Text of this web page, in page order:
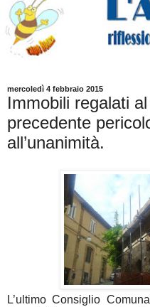
mercoledì 4 febbraio 2015
Immobili regalati
precedente
all’unanimità.
L’ultimo Consiglio